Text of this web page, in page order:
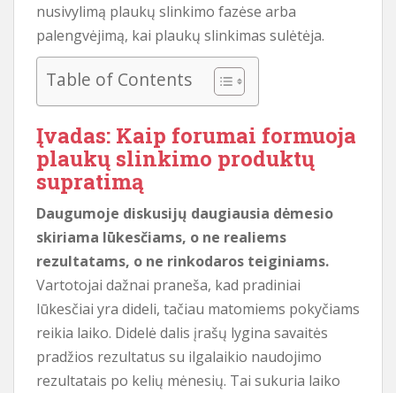
nusivylimą plaukų slinkimo fazėse arba
palengvėjimą, kai plaukų slinkimas sulėtėja.
Table of Contents
Įvadas: Kaip forumai formuoja
plaukų slinkimo produktų
supratimą
Daugumoje diskusijų daugiausia dėmesio
skiriama lūkesčiams, o ne realiems
rezultatams, o ne rinkodaros teiginiams.
Vartotojai dažnai praneša, kad pradiniai
lūkesčiai yra dideli, tačiau matomiems pokyčiams
reikia laiko. Didelė dalis įrašų lygina savaitės
pradžios rezultatus su ilgalaikio naudojimo
rezultatais po kelių mėnesių. Tai sukuria laiko